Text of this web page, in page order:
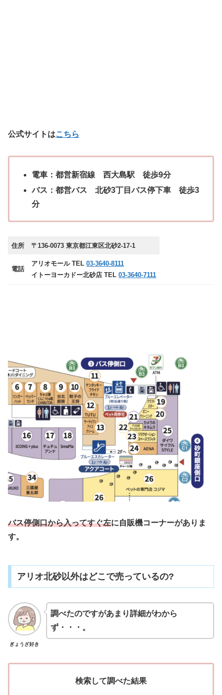
公式サイトはこちら
電車：都営新宿線 西大島駅 徒歩9分
バス：都営バス 北砂3丁目バス停下車 徒歩3
分
住所 〒136-0073 東京都江東区北砂2-17-1
電話
アリオモール TEL03-3640-8111
イトーヨーカドー北砂店 TEL03-3640-7111
バス停側口から入ってすぐ左に自販機コーナーがありま
す。
アリオ北砂以外はどこで売っているの?
ぎょうざ好き
調べたのですがあまり詳細がわから
ず・・・。
検索して調べた結果